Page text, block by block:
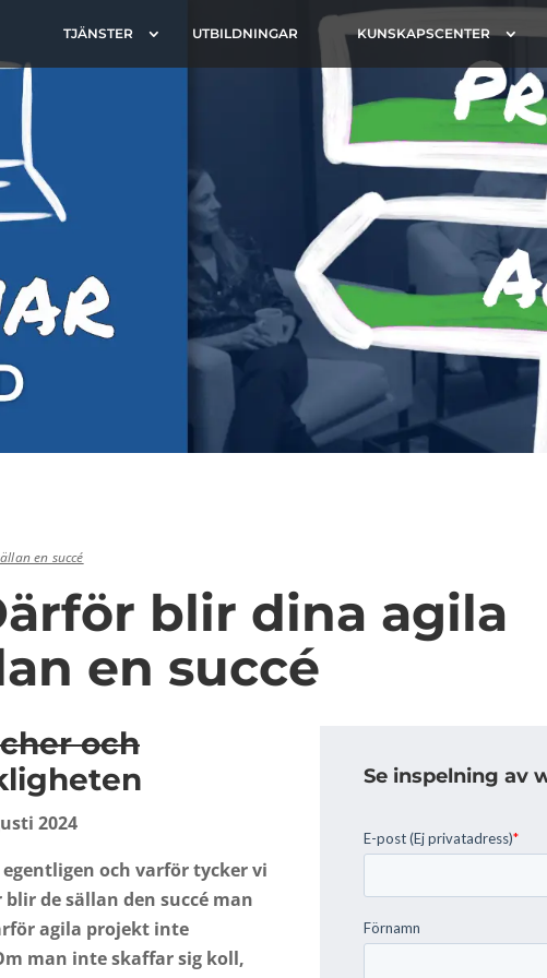
TJÄNSTER UTBILDNINGAR KUNSKAPSCENTER
en succé
blir dina agila
en succé
och
2024
och varför tycker vi
de sällan den succé man
agila projekt inte
man inte skaffar sig koll,
Se inspelning av